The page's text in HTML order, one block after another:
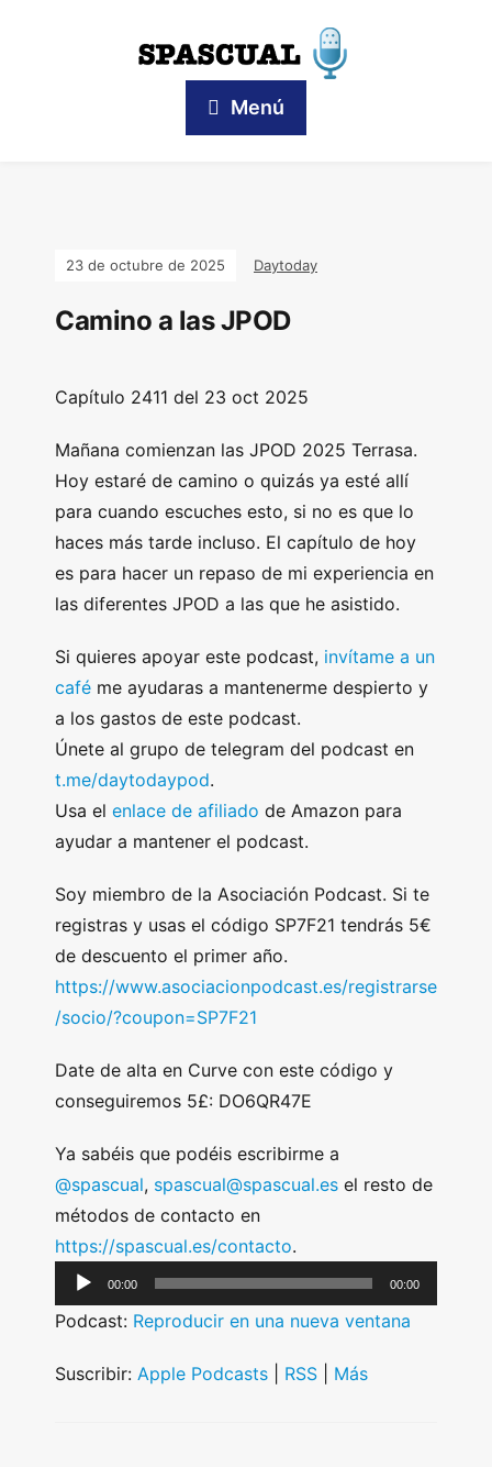
Menú
23 de octubre de 2025 Daytoday
Camino a las JPOD
Capítulo 2411 del 23 oct 2025
Mañana comienzan las JPOD 2025 Terrasa.
Hoy estaré de camino o quizás ya esté allí
para cuando escuches esto, si no es que lo
haces más tarde incluso. El capítulo de hoy
es para hacer un repaso de mi experiencia en
las diferentes JPOD a las que he asistido.
Si quieres apoyar este podcast, invítame a un
café me ayudaras a mantenerme despierto y
a los gastos de este podcast.
Únete al grupo de telegram del podcast en
t.me/daytodaypod.
Usa el enlace de afiliado de Amazon para
ayudar a mantener el podcast.
Soy miembro de la Asociación Podcast. Si te
registras y usas el código SP7F21 tendrás 5€
de descuento el primer año.
https://www.asociacionpodcast.es/registrarse
/socio/?coupon=SP7F21
Date de alta en Curve con este código y
conseguiremos 5£: DO6QR47E
Ya sabéis que podéis escribirme a
@spascual, spascual@spascual.es el resto de
métodos de contacto en
https://spascual.es/contacto.
u
i
00:00 00:00
Podcast: Reproducir en una nueva ventana
Suscribir: Apple Podcasts RSS Más